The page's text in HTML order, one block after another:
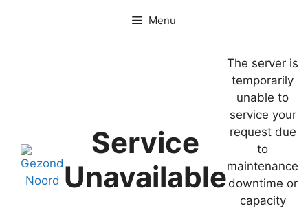
Menu
Service
Unavailable
The server is
temporarily
unable to
service your
request due
to
maintenance
downtime or
capacity